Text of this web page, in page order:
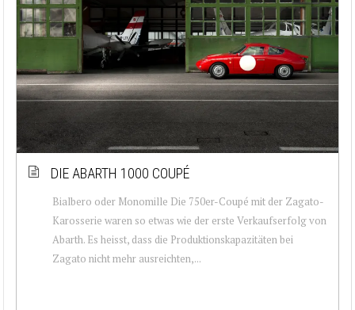
DIE ABARTH 1000 COUPÉ
Bialbero oder Monomille Die 750er-Coupé mit der Zagato-
Karosserie waren so etwas wie der erste Verkaufserfolg von
Abarth. Es heisst, dass die Produktionskapazitäten bei
Zagato nicht mehr ausreichten,...